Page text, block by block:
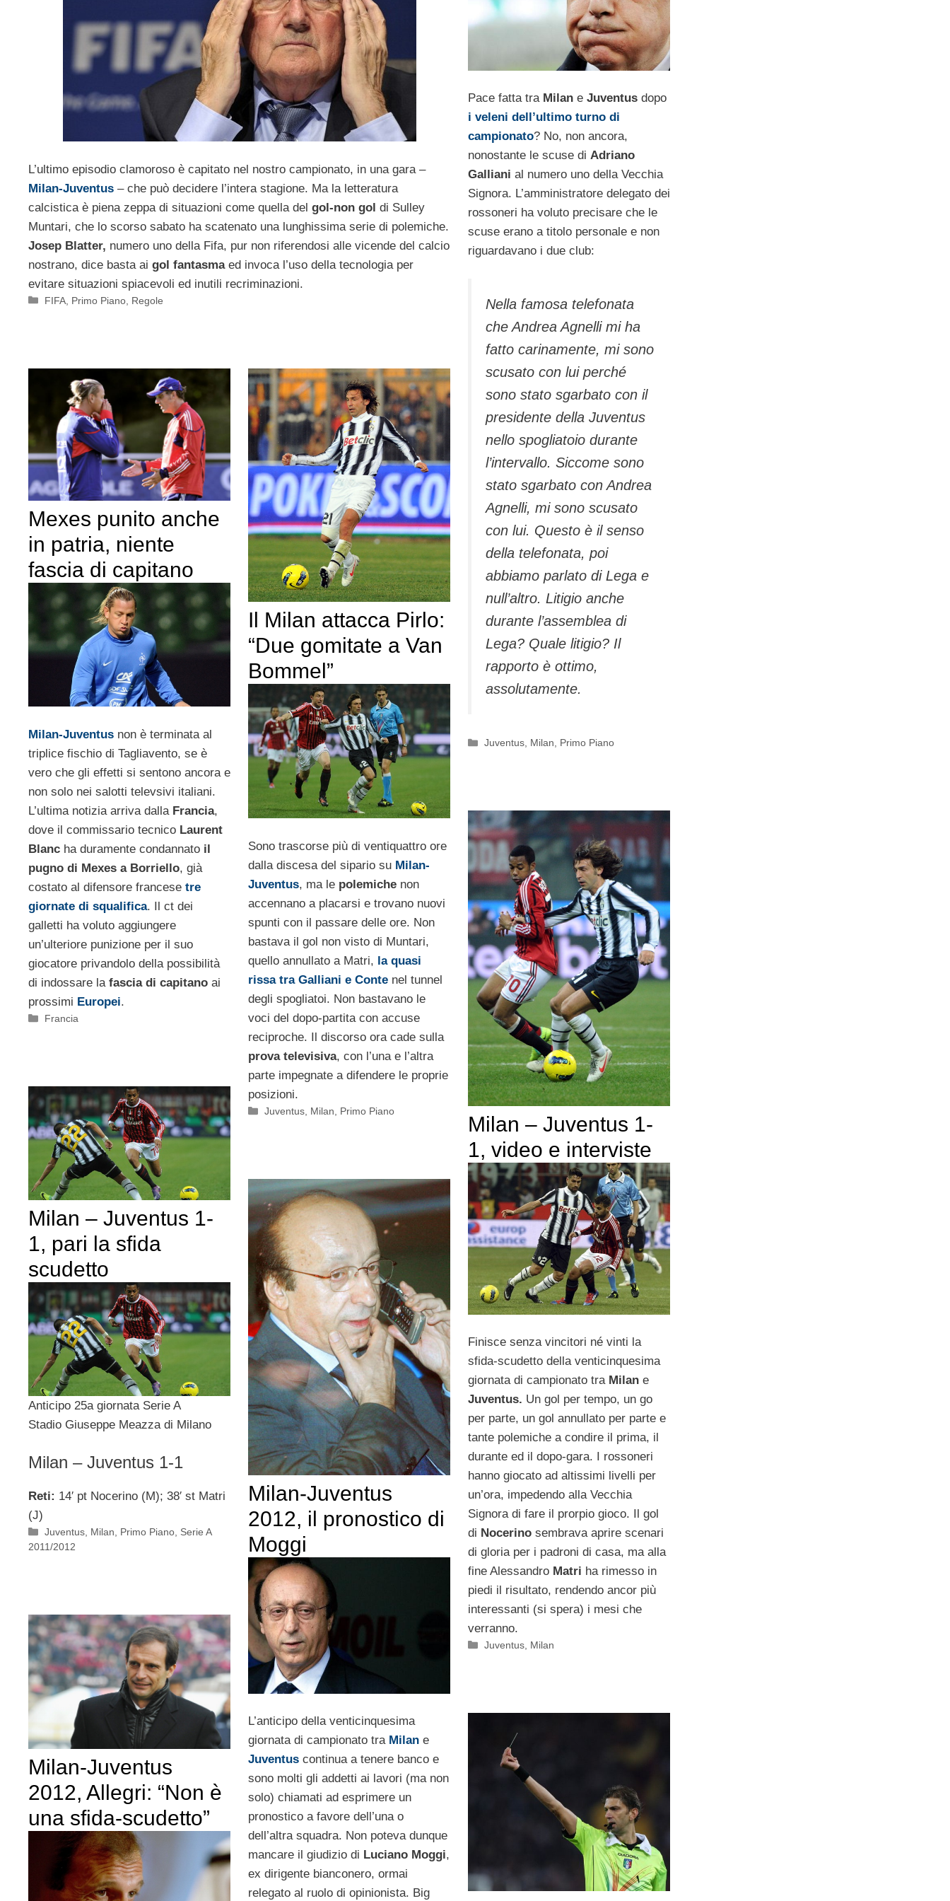
L’ultimo episodio clamoroso è capitato nel nostro campionato, in una gara –
Milan-Juventus – che può decidere l’intera stagione. Ma la letteratura
calcistica è piena zeppa di situazioni come quella del gol-non gol di Sulley
Muntari, che lo scorso sabato ha scatenato una lunghissima serie di polemiche.
Josep Blatter, numero uno della Fifa, pur non riferendosi alle vicende del calcio
nostrano, dice basta ai gol fantasmaed invoca l’uso della tecnologia per
evitare situazioni spiacevoli ed inutili recriminazioni.
Categorie
FIFA Primo Piano Regole
Pace fatta tra Milane Juventusdopo
i veleni dell’ultimo turno di
campionato? No, non ancora,
nonostante le scuse di Adriano
Galliani al numero uno della Vecchia
Signora. L’amministratore delegato dei
rossoneri ha voluto precisare che le
scuse erano a titolo personale e non
riguardavano i due club:
Nella famosa telefonata
che Andrea Agnelli mi ha
fatto carinamente, mi sono
scusato con lui perché
sono stato sgarbato con il
presidente della Juventus
nello spogliatoio durante
l’intervallo. Siccome sono
stato sgarbato con Andrea
Agnelli, mi sono scusato
con lui. Questo è il senso
della telefonata, poi
abbiamo parlato di Lega e
null’altro. Litigio anche
durante l’assemblea di
Lega? Quale litigio? Il
rapporto è ottimo,
assolutamente.
Categorie
Juventus Milan Primo Piano
Mexes punito anche
in patria, niente
fascia di capitano
Milan-Juventus non è terminata al
triplice fischio di Tagliavento, se è
vero che gli effetti si sentono ancora e
non solo nei salotti televsivi italiani.
L’ultima notizia arriva dalla Francia,
dove il commissario tecnico Laurent
Blanc ha duramente condannato il
pugno di Mexes a Borriello, già
costato al difensore francese tre
giornate di squalifica. Il ct dei
galletti ha voluto aggiungere
un’ulteriore punizione per il suo
giocatore privandolo della possibilità
di indossare la fascia di capitano ai
prossimi Europei.
Categorie
Francia
Il Milan attacca Pirlo:
“Due gomitate a Van
Bommel”
Sono trascorse più di ventiquattro ore
dalla discesa del sipario su Milan-
Juventus, ma le polemichenon
accennano a placarsi e trovano nuovi
spunti con il passare delle ore. Non
bastava il gol non visto di Muntari,
quello annullato a Matri, la quasi
rissa tra Galliani e Contenel tunnel
degli spogliatoi. Non bastavano le
voci del dopo-partita con accuse
reciproche. Il discorso ora cade sulla
prova televisiva, con l’una e l’altra
parte impegnate a difendere le proprie
posizioni.
Categorie
Juventus Milan Primo Piano
Milan – Juventus 1-
1, video e interviste
Finisce senza vincitori né vinti la
sfida-scudetto della venticinquesima
giornata di campionato tra Milane
Juventus. Un gol per tempo, un go
per parte, un gol annullato per parte e
tante polemiche a condire il prima, il
durante ed il dopo-gara. I rossoneri
hanno giocato ad altissimi livelli per
un’ora, impedendo alla Vecchia
Signora di fare il prorpio gioco. Il gol
di Nocerinosembrava aprire scenari
di gloria per i padroni di casa, ma alla
fine Alessandro Matri ha rimesso in
piedi il risultato, rendendo ancor più
interessanti (si spera) i mesi che
verranno.
Categorie
Juventus Milan
Milan – Juventus 1-
1, pari la sfida
scudetto
Anticipo 25a giornata Serie A
Stadio Giuseppe Meazza di Milano
Milan – Juventus 1-1
Reti: 14′ pt Nocerino (M); 38′ st Matri
(J)
Categorie
Juventus Milan Primo Piano Serie A
2011/2012
Milan-Juventus
2012, il pronostico di
Moggi
L’anticipo della venticinquesima
giornata di campionato tra Milane
Juventuscontinua a tenere banco e
sono molti gli addetti ai lavori (ma non
solo) chiamati ad esprimere un
pronostico a favore dell’una o
dell’altra squadra. Non poteva dunque
mancare il giudizio di Luciano Moggi,
ex dirigente bianconero, ormai
relegato al ruolo di opinionista. Big
Milan-Juventus
2012, Allegri: “Non è
una sfida-scudetto”